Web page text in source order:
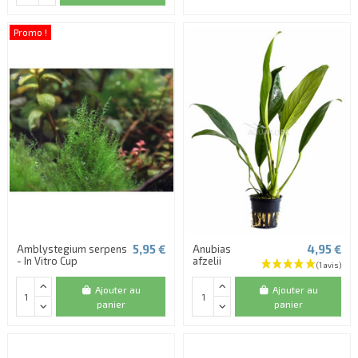
(8 avis)
Promo !
Amblystegium serpens
- In Vitro Cup
5,95 €
Ajouter au
panier
Anubias
afzelii
4,95 €
Ajouter au
panier